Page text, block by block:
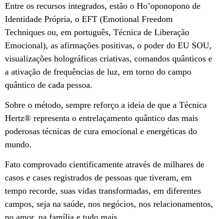
Entre os recursos integrados, estão o Ho’oponopono de
Identidade Própria, o EFT (Emotional Freedom
Techniques ou, em português, Técnica de Liberação
Emocional), as afirmações positivas, o poder do EU SOU,
visualizações holográficas criativas, comandos quânticos e
a ativação de frequências de luz, em torno do campo
quântico de cada pessoa.
Sobre o método, sempre reforço a ideia de que a Técnica
Hertz®️ representa o entrelaçamento quântico das mais
poderosas técnicas de cura emocional e energéticas do
mundo.
Fato comprovado cientificamente através de milhares de
casos e cases registrados de pessoas que tiveram, em
tempo recorde, suas vidas transformadas, em diferentes
campos, seja na saúde, nos negócios, nos relacionamentos,